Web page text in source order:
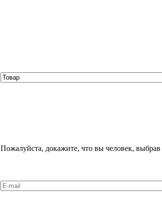
Пожалуйста, докажите, что вы человек, выбрав